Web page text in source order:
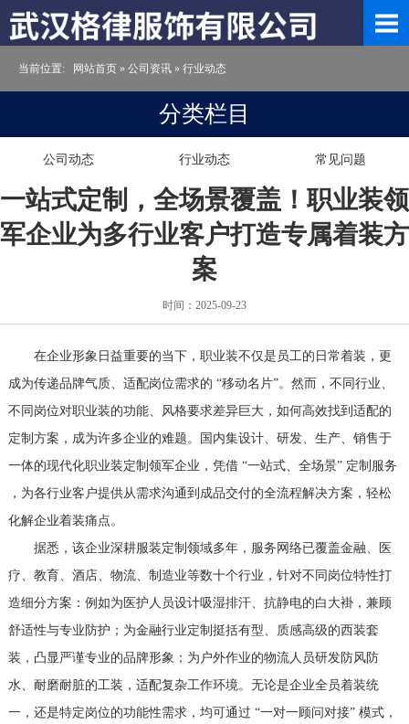
当前位置: 网站首页 » 公司资讯 » 行业动态
分类栏目
公司动态 行业动态 常见问题
一站式定制，全场景覆盖！职业装领
军企业为多行业客户打造专属着装方
案
时间：2025-09-23
在企业形象日益重要的当下，职业装不仅是员工的日常着装，更
成为传递品牌气质、适配岗位需求的 “移动名片”。然而，不同行业、
不同岗位对职业装的功能、风格要求差异巨大，如何高效找到适配的
定制方案，成为许多企业的难题。国内集设计、研发、生产、销售于
一体的现代化职业装定制领军企业，凭借 “一站式、全场景” 定制服务
，为各行业客户提供从需求沟通到成品交付的全流程解决方案，轻松
化解企业着装痛点。
据悉，该企业深耕服装定制领域多年，服务网络已覆盖金融、医
疗、教育、酒店、物流、制造业等数十个行业，针对不同岗位特性打
造细分方案：例如为医护人员设计吸湿排汗、抗静电的白大褂，兼顾
舒适性与专业防护；为金融行业定制挺括有型、质感高级的西装套
装，凸显严谨专业的品牌形象；为户外作业的物流人员研发防风防
水、耐磨耐脏的工装，适配复杂工作环境。无论是企业全员着装统
一，还是特定岗位的功能性需求，均可通过 “一对一顾问对接” 模式，